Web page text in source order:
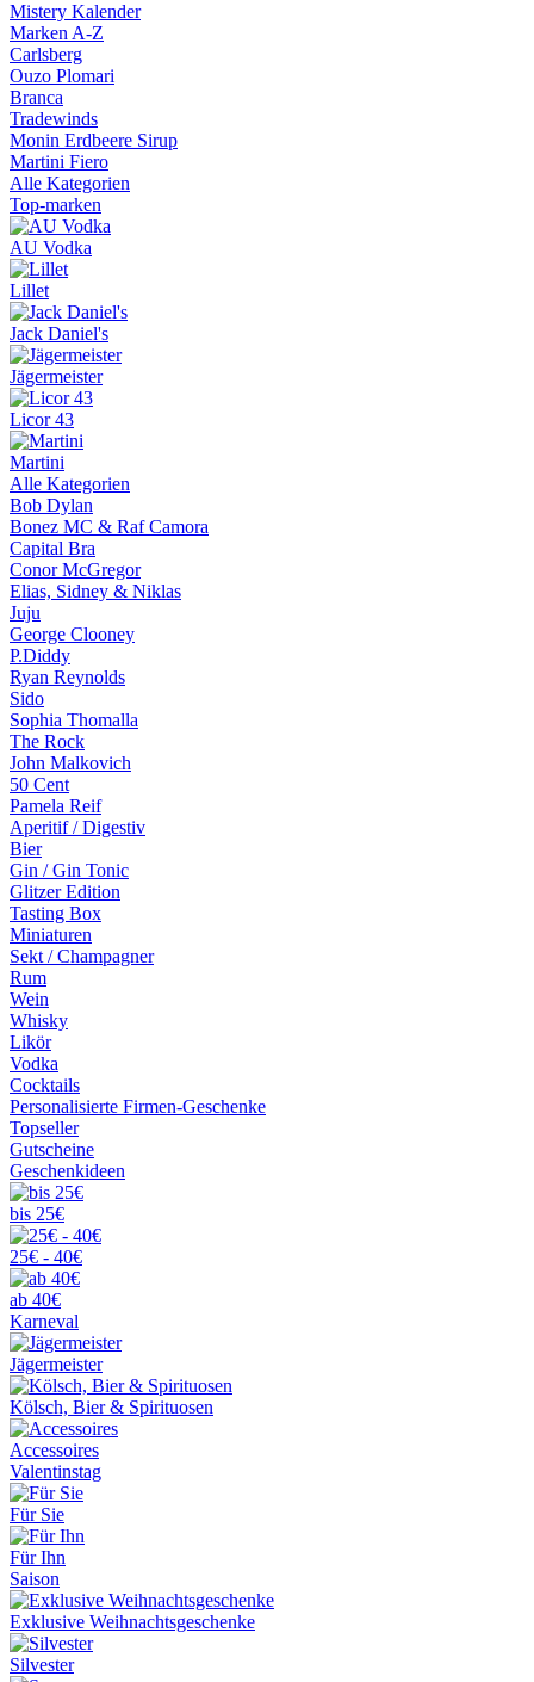
Mistery Kalender
Marken A-Z
Carlsberg
Ouzo Plomari
Branca
Tradewinds
Monin Erdbeere Sirup
Martini Fiero
Alle Kategorien
Top-marken
AU Vodka
Lillet
Jack Daniel's
Jägermeister
Licor 43
Martini
Alle Kategorien
Bob Dylan
Bonez MC & Raf Camora
Capital Bra
Conor McGregor
Elias, Sidney & Niklas
Juju
George Clooney
P.Diddy
Ryan Reynolds
Sido
Sophia Thomalla
The Rock
John Malkovich
50 Cent
Pamela Reif
Aperitif / Digestiv
Bier
Gin / Gin Tonic
Glitzer Edition
Tasting Box
Miniaturen
Sekt / Champagner
Rum
Wein
Whisky
Likör
Vodka
Cocktails
Personalisierte Firmen-Geschenke
Topseller
Gutscheine
Geschenkideen
bis 25€
25€ - 40€
ab 40€
Karneval
Jägermeister
Kölsch, Bier & Spirituosen
Accessoires
Valentinstag
Für Sie
Für Ihn
Saison
Exklusive Weihnachtsgeschenke
Silvester